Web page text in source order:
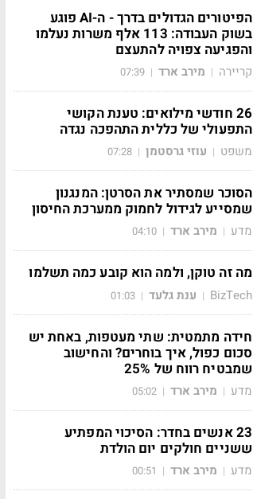
הפיטורים הגדולים בדרך - ה-AI פוגע
בשוק העבודה: 113 אלף משרות נעלמו
והפגיעה צפויה להתעצם
קריירה | מירב ארד |
07:39
26 חודשי מילואים: טענת הקושי
התפעולי של כללית התהפכה נגדה
משפט | עוזי גרסטמן |
07:28
הסוכר שמסתיר את הסרטן: המנגנון
שמסייע לגידול לחמוק ממערכת החיסון
מדע | מירב ארד |
04:10
מה זה טוקן, ולמה הוא קובע כמה תשלמו
BizTech
| ענת גלעד |
01:03
חידה מתמטית: שתי מעטפות, באחת יש
סכום כפול, איך בוחרים? והחישוב
שמבטיח רווח של 25%
מדע | מירב ארד |
05:02
23 אנשים בחדר: הסיכוי המפתיע
ששניים חולקים יום הולדת
מדע | מירב ארד |
00:51